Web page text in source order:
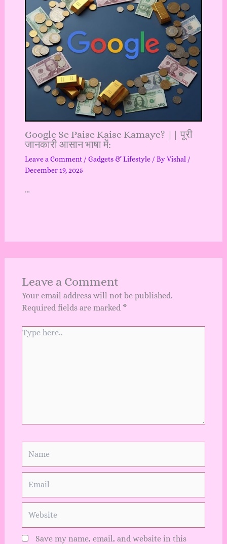
Google Se Paise Kaise Kamaye? || पूरी
जानकारी आसान भाषा में:
Leave a Comment / Gadgets & Lifestyle/ ByVishal /
December 19, 2025
…
Leave a Comment
Your email address will not be published.
Required fields are marked *
Type
Save my name, email, and website in this